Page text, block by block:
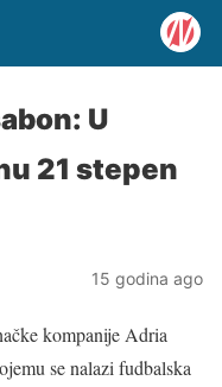
U
21 stepen
15 godina ago
kompanije Adria
se nalazi fudbalska